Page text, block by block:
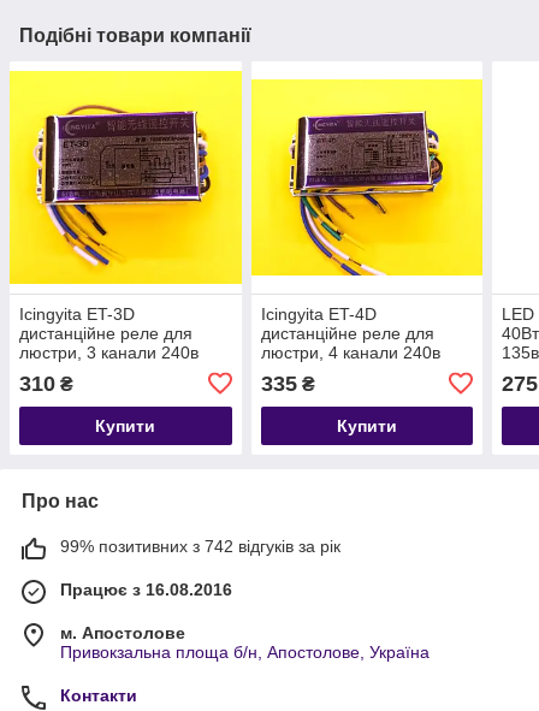
Подібні товари компанії
Icingyita ET-3D
дистанційне реле для
люстри, 3 канали 240в
310 ₴
Купити
Icingyita ET-4D
дистанційне реле для
люстри, 4 канали 240в
335₴
Купити
275
Про нас
99% позитивних з 742 відгуків за рік
Працює з 16.08.2016
м. Апостолове
Привокзальна площа б/н, Апостолове, Україна
Контакти